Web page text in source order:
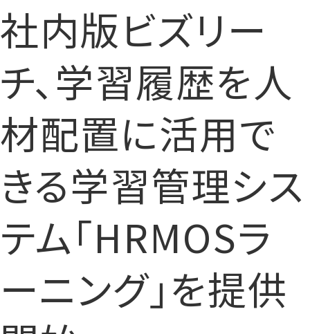
社内版ビズリー
チ、学習履歴を人
材配置に活用で
きる学習管理シス
テム「HRMOSラ
ーニング」を提供